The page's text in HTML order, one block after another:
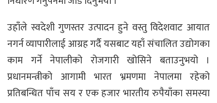
उहाँले स्वदेशी गुणस्तर उत्पादन हुने वस्तु विदेशवाट आयात
नगर्न व्यापारीलाई आग्रह गर्दै यसबाट यहाँ संचालित उद्योगका
काम गर्ने नेपालीको रोजगारी खोसिने बताउनुभयो ।
प्रधानमन्त्रीको आगामी भारत भ्रमणमा नेपालमा रहेको
प्रतिबन्धित पाँच सय र एक हजार भारतीय रुपैयाँका समस्या